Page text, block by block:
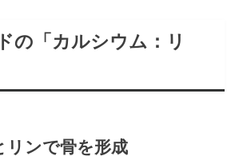
の「カルシウム：リ
リンで骨を形成